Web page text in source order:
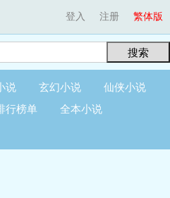
繁体版
登入 注册
搜索
说 玄幻小说
仙侠小说
行榜单
全本小说